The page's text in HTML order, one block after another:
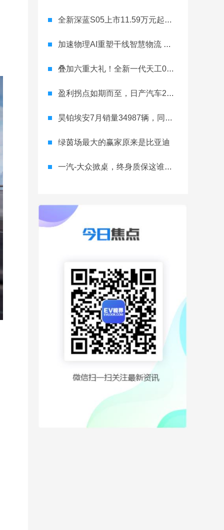
全新深蓝S05上市11.59万元起，全球时尚激光智能SUV全面进阶
加速物理AI重塑干线智慧物流 智加科技战略合作图达通
叠加六重大礼！全新一代天工08 670 Max上市限时价17.99万元
盈利拐点如期而至，日产汽车26财年一季度财报释放稳健增长信号
昊铂埃安7月销量34987辆，同比增长31.74%，全新Ray系列蓄势待发
绿茵场最大的赢家原来是比亚迪
一汽-大众掀桌，终身质保这谁顶得住？